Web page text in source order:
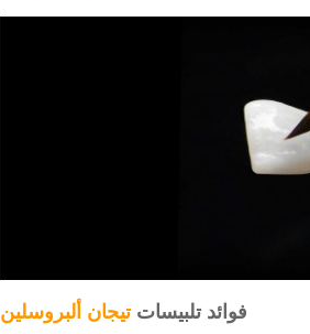
فوائد تلبيساتتيجان ألبروسلين